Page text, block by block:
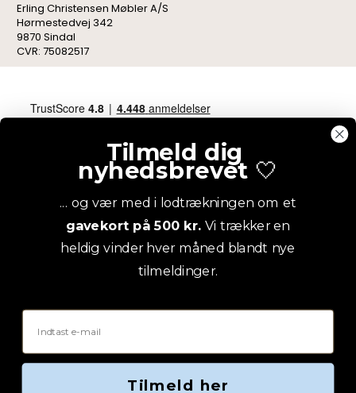
Erling Christensen Møbler A/S
Hørmestedvej 342
9870 Sindal
CVR: 75082517
Tilmeld dig
nyhedsbrevet 🤍
... og vær med i lodtrækningen om et
gavekort på 500 kr. Vi trækker en
heldig vinder hver måned blandt nye
tilmeldinger.
Email
Tilmeld her